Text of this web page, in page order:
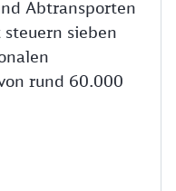
Abtransporten
sieben
rund 60.000